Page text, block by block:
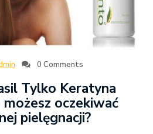
0 Comments
Tylko Keratyna
oczekiwać
pielęgnacji?